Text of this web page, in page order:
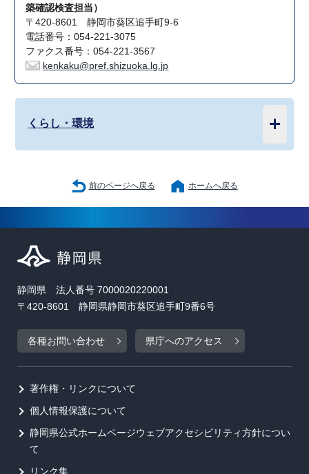
築確認検査担当）
〒420-8601 静岡市葵区追手町9-6
電話番号：054-221-3075
ファクス番号：054-221-3567
kenkaku@pref.shizuoka.lg.jp
くらし・環境
前のページへ戻る ホームへ戻る
静岡県 法人番号 7000020220001
〒420-8601 静岡県静岡市葵区追手町9番6号
各種お問い合わせ 県庁へのアクセス
著作権・リンクについて
個人情報保護について
静岡県公式ホームページウェブアクセシビリティ方針につい
て
リンク集